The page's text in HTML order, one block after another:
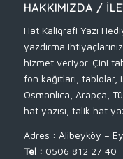
HAKKIMIZDA /
Hat Kaligrafi Yazı
yazdırma
hizmet veriyor. Çini
fon kağıtları, tablolar,
Osmanlıca, Arapça,
hat yazısı, talik hat
Adres : Alibeyköy –
Tel : 0506 812 27 40